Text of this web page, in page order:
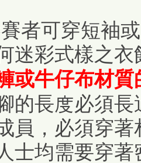
可穿短袖或
迷彩式樣之
或牛仔布材質
的長度必須
員，必須穿
士均需要穿